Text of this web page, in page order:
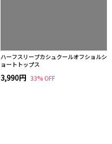
ハーフスリーブカシュクールオフショルシ
ョートトップス
3,990円 33% OFF